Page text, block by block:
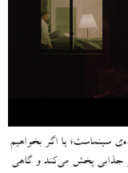
سینماست؛ یا اگر بخواهیم
جذابی پخش می‌کند و گاهی